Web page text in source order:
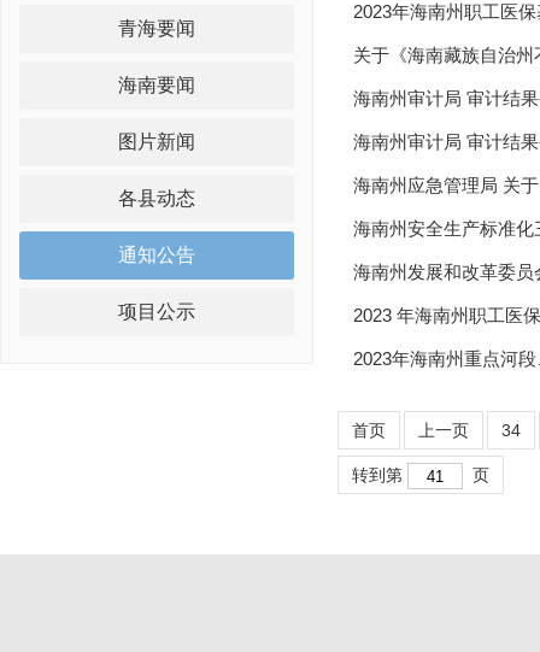
青海要闻
海南要闻
图片新闻
各县动态
通知公告
项目公示
2023年海南州职工医
关于《海南藏族自治
海南州审计局 审计结
海南州审计局 审计结
海南州应急管理局 关
海南州安全生产标准
海南州发展和改革委
2023 年海南州职工医
2023年海南州重点河
首页 上一页 34
转到第 页